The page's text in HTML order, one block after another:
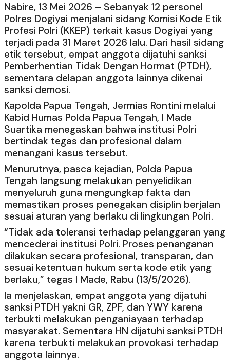
Nabire, 13 Mei 2026 – Sebanyak 12 personel
Polres Dogiyai menjalani sidang Komisi Kode Etik
Profesi Polri (KKEP) terkait kasus Dogiyai yang
terjadi pada 31 Maret 2026 lalu. Dari hasil sidang
etik tersebut, empat anggota dijatuhi sanksi
Pemberhentian Tidak Dengan Hormat (PTDH),
sementara delapan anggota lainnya dikenai
sanksi demosi.
Kapolda Papua Tengah, Jermias Rontini melalui
Kabid Humas Polda Papua Tengah, I Made
Suartika menegaskan bahwa institusi Polri
bertindak tegas dan profesional dalam
menangani kasus tersebut.
Menurutnya, pasca kejadian, Polda Papua
Tengah langsung melakukan penyelidikan
menyeluruh guna mengungkap fakta dan
memastikan proses penegakan disiplin berjalan
sesuai aturan yang berlaku di lingkungan Polri.
“Tidak ada toleransi terhadap pelanggaran yang
mencederai institusi Polri. Proses penanganan
dilakukan secara profesional, transparan, dan
sesuai ketentuan hukum serta kode etik yang
berlaku,” tegas I Made, Rabu (13/5/2026).
Ia menjelaskan, empat anggota yang dijatuhi
sanksi PTDH yakni GR, ZPF, dan YWY karena
terbukti melakukan penganiayaan terhadap
masyarakat. Sementara HN dijatuhi sanksi PTDH
karena terbukti melakukan provokasi terhadap
anggota lainnya.